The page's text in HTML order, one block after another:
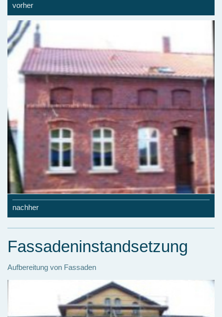
vorher
nachher
Fassadeninstandsetzung
Aufbereitung von Fassaden